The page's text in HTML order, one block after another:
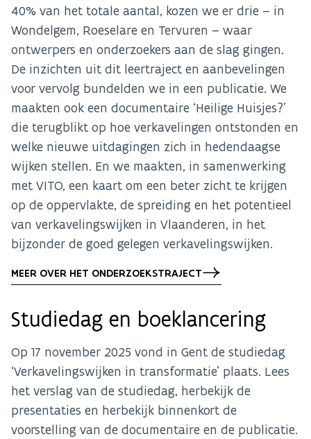
40% van het totale aantal, kozen we er drie – in
Wondelgem, Roeselare en Tervuren – waar
ontwerpers en onderzoekers aan de slag gingen.
De inzichten uit dit leertraject en aanbevelingen
voor vervolg bundelden we in een publicatie. We
maakten ook een documentaire ‘Heilige Huisjes?’
die terugblikt op hoe verkavelingen ontstonden en
welke nieuwe uitdagingen zich in hedendaagse
wijken stellen. En we maakten, in samenwerking
met VITO, een kaart om een beter zicht te krijgen
op de oppervlakte, de spreiding en het potentieel
van verkavelingswijken in Vlaanderen, in het
bijzonder de goed gelegen verkavelingswijken.
MEER OVER HET ONDERZOEKSTRAJECT
Studiedag en boeklancering
Op 17 november 2025 vond in Gent de studiedag
‘Verkavelingswijken in transformatie’ plaats. Lees
het verslag van de studiedag, herbekijk de
presentaties en herbekijk binnenkort de
voorstelling van de documentaire en de publicatie.